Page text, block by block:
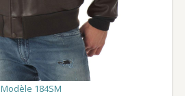
Modèle 184SM